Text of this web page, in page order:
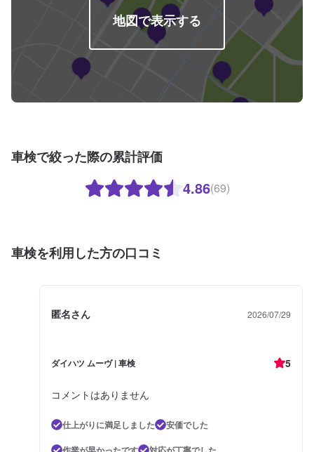
地図で表示する
車検で絞った際の累計評価
4.86(69)
車検を利用した方の口コミ
匿名さん 2026/07/29
ダイハツ ムーヴ | 車検 5
コメントはありません
仕上がりに満足しました
安価でした